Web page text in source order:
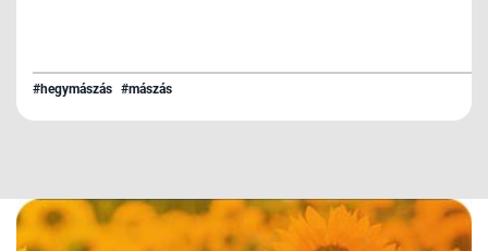
#hegymászás #mászás